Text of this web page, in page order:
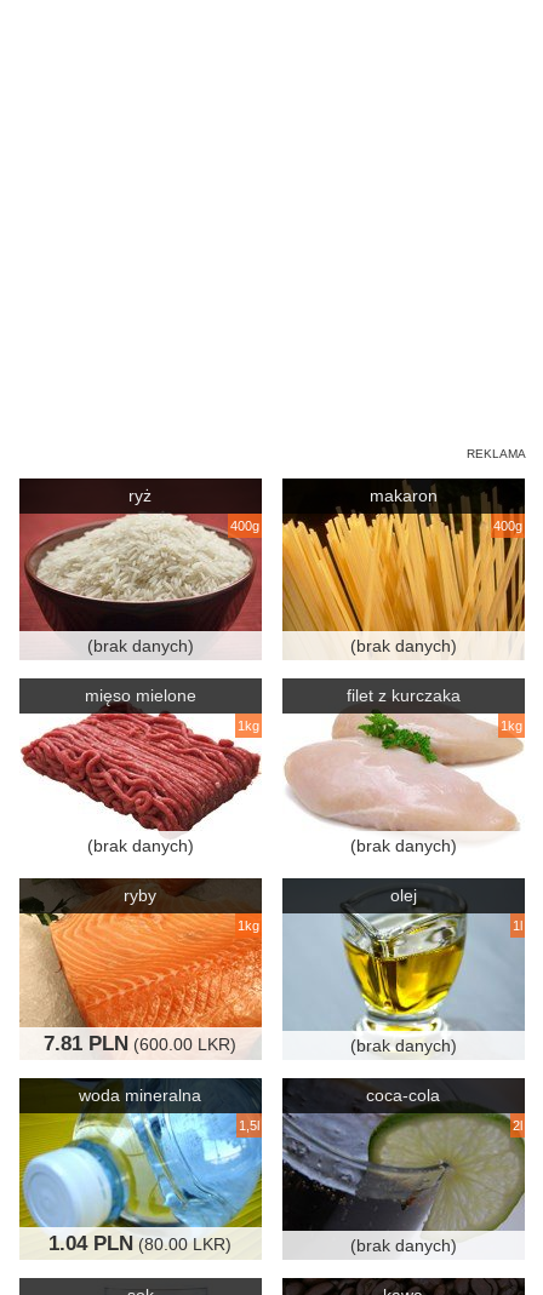
ryż
400g
(brak danych)
makaron
400g
(brak danych)
mięso mielone
1kg
(brak danych)
filet z kurczaka
1kg
(brak danych)
ryby
1kg
7.81 PLN (600.00 LKR)
olej
1l
(brak danych)
woda mineralna
1,5l
1.04 PLN (80.00 LKR)
coca-cola
2l
(brak danych)